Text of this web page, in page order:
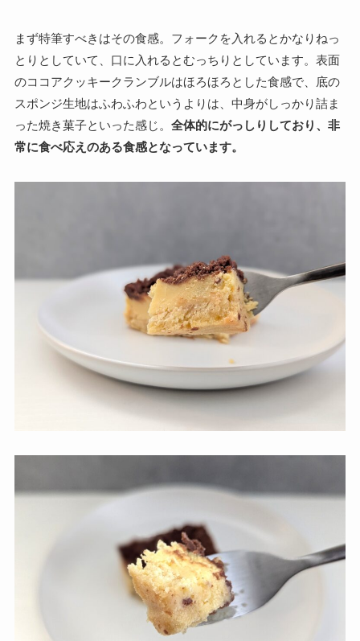
まず特筆すべきはその食感。フォークを入れるとかなりねっ
とりとしていて、口に入れるとむっちりとしています。表面
のココアクッキークランブルはほろほろとした食感で、底の
スポンジ生地はふわふわというよりは、中身がしっかり詰ま
った焼き菓子といった感じ。 全体的にがっしりしており、非
常に食べ応えのある食感となっています。